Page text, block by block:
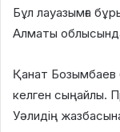
Бұл лауазымға
Алматы
Қанат Бозымбаев
келген сыңайлы.
Уәлидің